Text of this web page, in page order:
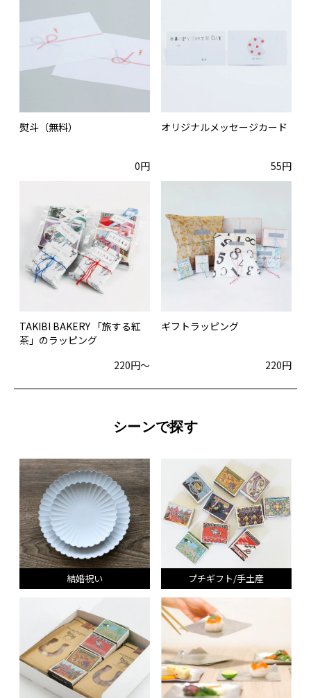
熨斗（無料）
0円
オリジナルメッセージカード
55円
TAKIBI BAKERY 「旅する紅
茶」のラッピング
220円〜
ギフトラッピング
220円
シーンで探す
結婚祝い プチギフト/手土産